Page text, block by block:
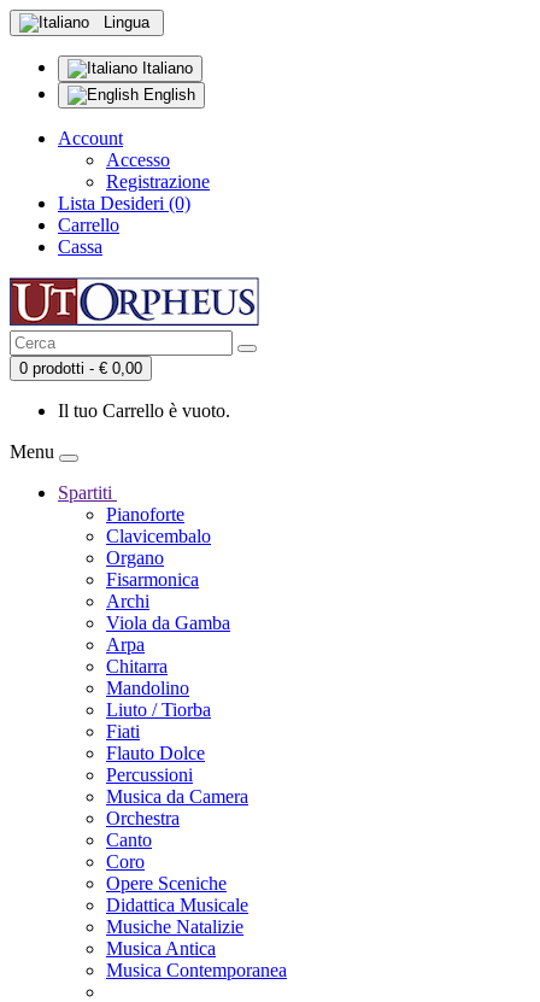
Lingua
Italiano
English
Account
Accesso
Registrazione
Lista Desideri (0)
Carrello
Cassa
0 prodotti - € 0,00
Il tuo Carrello è vuoto.
Menu
Spartiti
Pianoforte
Clavicembalo
Organo
Fisarmonica
Archi
Viola da Gamba
Arpa
Chitarra
Mandolino
Liuto / Tiorba
Fiati
Flauto Dolce
Percussioni
Musica da Camera
Orchestra
Canto
Coro
Opere Sceniche
Didattica Musicale
Musiche Natalizie
Musica Antica
Musica Contemporanea